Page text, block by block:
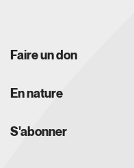
Faire un don
En nature
S'abonner